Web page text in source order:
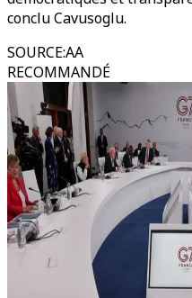
conclu Cavusoglu.
SOURCE:AA
RECOMMANDÉ